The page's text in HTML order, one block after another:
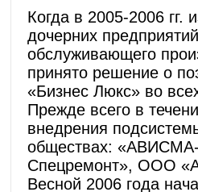
Когда в 2005-2006
дочерних
обслуживающего
принято решение о
«Бизнес Люкс» во
Прежде всего в
внедрения
обществах:
Спецремонт», ООО
Весной 2006 года